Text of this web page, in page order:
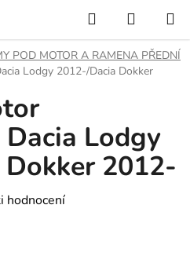
Hledat
KOŠÍK
POD MOTOR A RAMENA PŘEDNÍ
Lodgy 2012-/Dacia Dokker
Lodgy
2012-
hodnocení